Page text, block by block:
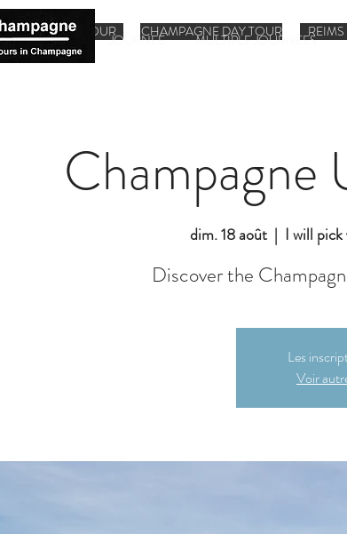
JOURNEE MULTIPLE JOURNEES
CHAMPAGNE TOUR CHAMPAGNE DAY TOUR
dim. 18 août
  |
I will
Discover the
Les
Voir